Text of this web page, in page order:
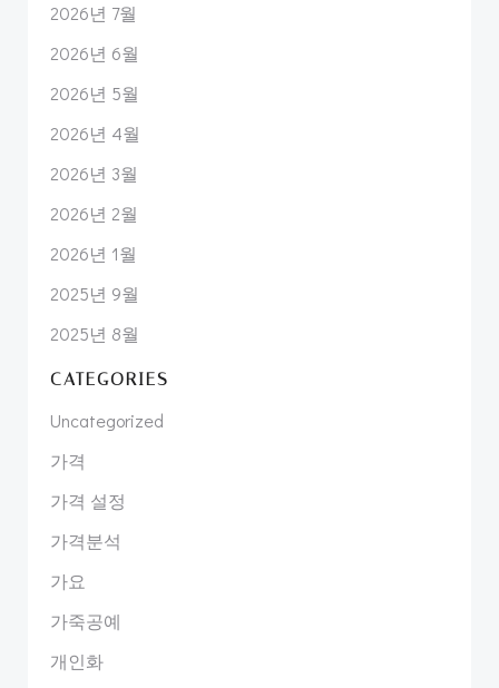
2026년 7월
2026년 6월
2026년 5월
2026년 4월
2026년 3월
2026년 2월
2026년 1월
2025년 9월
2025년 8월
CATEGORIES
Uncategorized
가격
가격 설정
가격분석
가요
가죽공예
개인화